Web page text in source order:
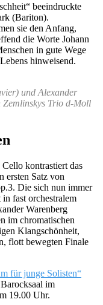
beeindruckte
(Bariton).
sie den Anfang,
die Worte Johann
in gute Wege
hinweisend.
und Alexander
Zemlinskys Trio d-Moll
kontrastiert das
ersten Satz von
Die sich nun immer
fast orchestralem
Warenberg
im chromatischen
Klangschönheit,
flott bewegten Finale
für junge Solisten“
im
19.00 Uhr.